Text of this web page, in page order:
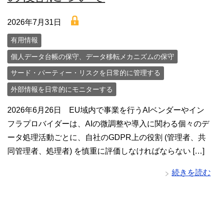
2026年7月31日 lock
有用情報
個人データ台帳の保守、データ移転メカニズムの保守
サード・パーティー・リスクを日常的に管理する
外部情報を日常的にモニターする
2026年6月26日 EU域内で事業を行うAIベンダーやイン
フラプロバイダーは、AIの微調整や導入に関わる個々のデ
ータ処理活動ごとに、自社のGDPR上の役割 (管理者、共
同管理者、処理者) を慎重に評価しなければならない […]
続きを読む